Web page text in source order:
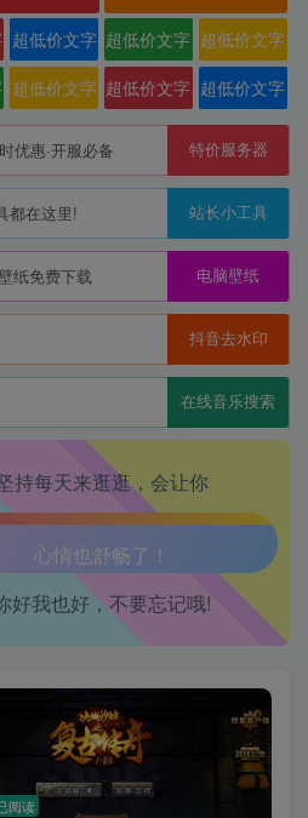
超低价文字
广告位
超低价文字
广告位
超低价文字
广告位
超低价文字
广告位
超低价文字
广告位
超低价文字
广告位
优惠·开服必备 特价服务器
都在这里! 站长小工具
纸免费下载 电脑壁纸
抖音去水印
在线音乐搜索
持每天来逛逛，会让你
生活也美好了！
心情也舒畅了！
走路也有劲了！
腿也不痛了！
腰也不酸了！
工作也轻松了！
好我也好，不要忘记哦!
阅读